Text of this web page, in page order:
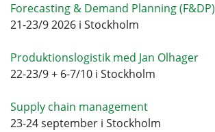
Forecasting & Demand Planning (F&DP)
21-23/9 2026 i Stockholm
Produktionslogistik med Jan Olhager
22-23/9 + 6-7/10 i Stockholm
Supply chain management
23-24 september i Stockholm